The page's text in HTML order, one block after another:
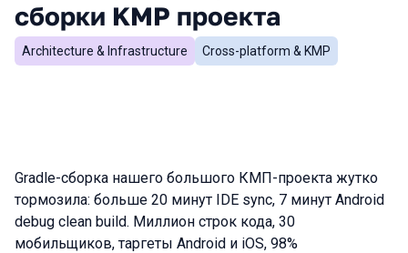
сборки KMP проекта
Architecture & Infrastructure Cross-platform & KMP
Gradle-сборка нашего большого КМП-проекта жутко
тормозила: больше 20 минут IDE sync, 7 минут Android
debug clean build. Миллион строк кода, 30
мобильщиков, таргеты Android и iOS, 98%